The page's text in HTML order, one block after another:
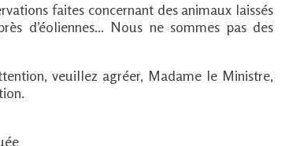
faites concernant des animaux laissés
d’éoliennes... Nous ne sommes pas des
veuillez agréer, Madame le Ministre,